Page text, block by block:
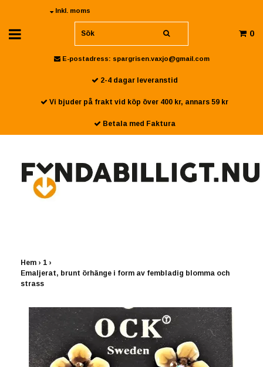
Inkl. moms
0
E-postadress: spargrisen.vaxjo@gmail.com
2-4 dagar leveranstid
Vi bjuder på frakt vid köp över 400 kr, annars 59 kr
Betala med Faktura
Hem › 1 ›
Emaljerat, brunt örhänge i form av fembladig blomma och
strass